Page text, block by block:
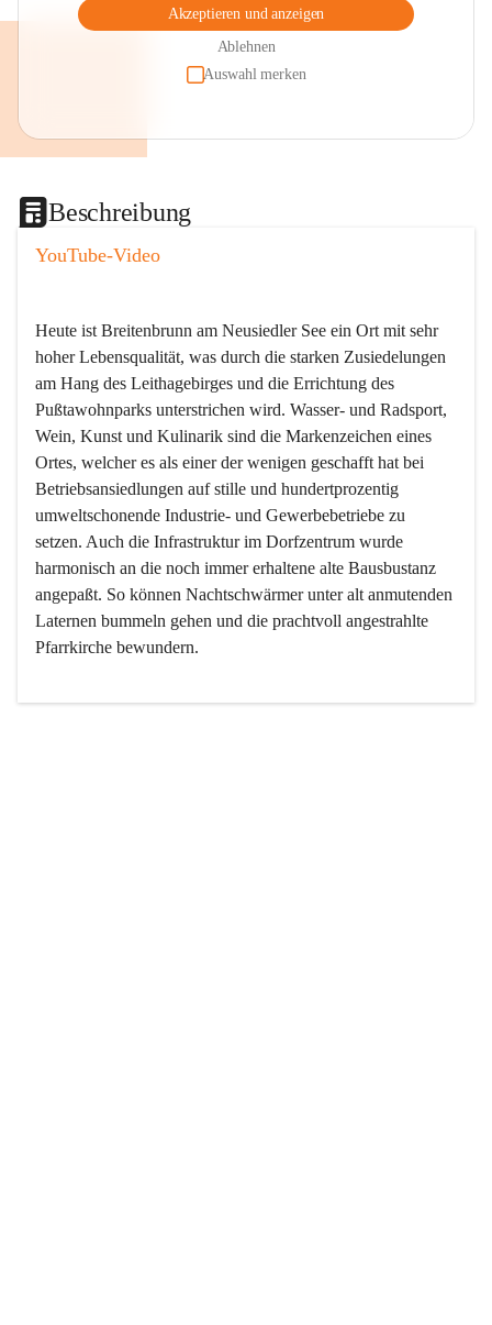
Akzeptieren und anzeigen
Ablehnen
Auswahl merken
Beschreibung
YouTube-Video
Heute ist Breitenbrunn am Neusiedler See ein Ort mit sehr
hoher Lebensqualität, was durch die starken Zusiedelungen
am Hang des Leithagebirges und die Errichtung des
Pußtawohnparks unterstrichen wird. Wasser- und Radsport,
Wein, Kunst und Kulinarik sind die Markenzeichen eines
Ortes, welcher es als einer der wenigen geschafft hat bei
Betriebsansiedlungen auf stille und hundertprozentig
umweltschonende Industrie- und Gewerbebetriebe zu
setzen. Auch die Infrastruktur im Dorfzentrum wurde
harmonisch an die noch immer erhaltene alte Bausbustanz
angepaßt. So können Nachtschwärmer unter alt anmutenden
Laternen bummeln gehen und die prachtvoll angestrahlte
Pfarrkirche bewundern.
Der Weinbau dominert heute nicht mehr, ist aber integrativer